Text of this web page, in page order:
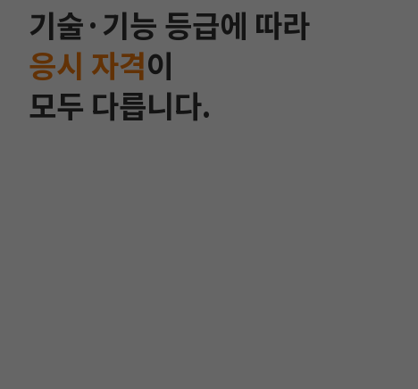
기술·기능 등급에 따라
응시 자격이
모두 다릅니다.